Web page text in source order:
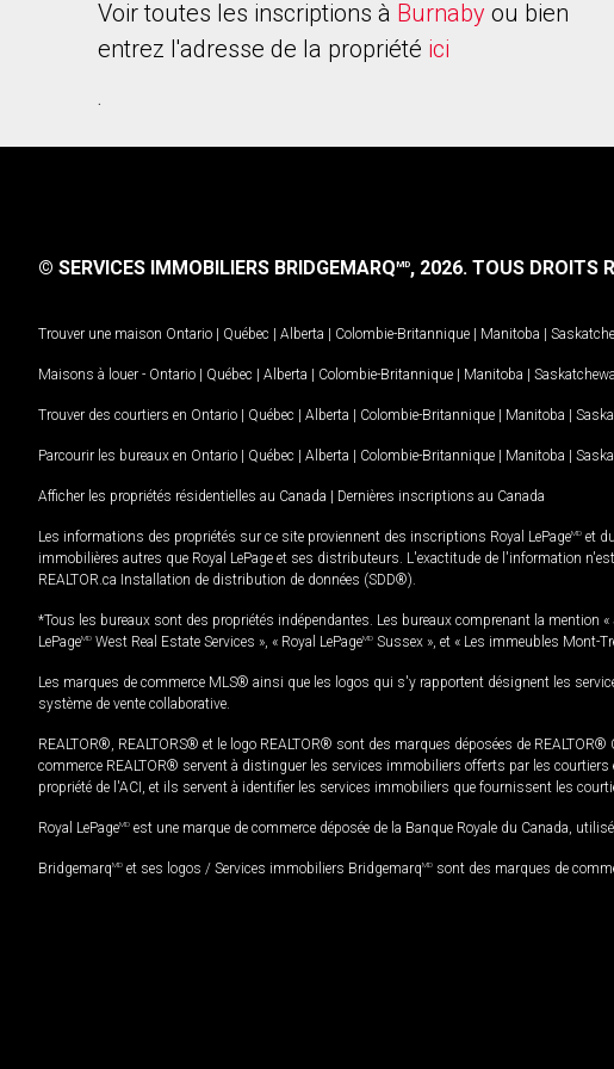
Voir toutes les inscriptions à Burnaby ou bien
entrez l'adresse de la propriété ici
.
© SERVICES IMMOBILIERS BRIDGEMARQMD, 2026. TOUS DROITS
Trouver une maison Ontario | Québec | Alberta | Colombie-Britannique | Manitoba |
Maisons à louer - Ontario | Québec | Alberta | Colombie-Britannique | Manitoba |
Trouver des courtiers en Ontario | Québec | Alberta | Colombie-Britannique | Manitoba |
Parcourir les bureaux en Ontario | Québec | Alberta | Colombie-Britannique | Manitoba |
Afficher les propriétés résidentielles au Canada | Dernières inscriptions au Canada
Les informations des propriétés sur ce site proviennent des inscriptions Royal LePageMD et
immobilières autres que Royal LePage et ses distributeurs. L'exactitude de l'information
REALTOR.ca Installation de distribution de données (SDD®).
*Tous les bureaux sont des propriétés indépendantes. Les bureaux comprenant la mention «
LePageMD West Real Estate Services », « Royal LePageMD Sussex », et « Les immeubles Mont-
Les marques de commerce MLS® ainsi que les logos qui s'y rapportent désignent les
système de vente collaborative.
REALTOR®, REALTORS® et le logo REALTOR® sont des marques déposées de
commerce REALTOR® servent à distinguer les services immobiliers offerts par les
propriété de l'ACI, et ils servent à identifier les services immobiliers que fournissent les
Royal LePageMD est une marque de commerce déposée de la Banque Royale du Canada,
BridgemarqMD et ses logos / Services immobiliers BridgemarqMD sont des marques de